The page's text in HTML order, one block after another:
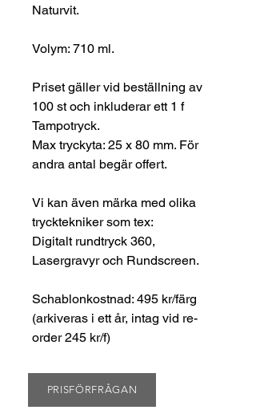
Naturvit.
Volym: 710 ml.
Priset gäller vid beställning av
100 st och inkluderar ett 1 f
Tampotryck.
Max tryckyta: 25 x 80 mm. För
andra antal begär offert.
Vi kan även märka med olika
trycktekniker som tex:
Digitalt rundtryck 360,
Lasergravyr och Rundscreen.
Schablonkostnad: 495 kr/färg
(arkiveras i ett år, intag vid re-
order 245 kr/f)
PRISFÖRFRÅGAN